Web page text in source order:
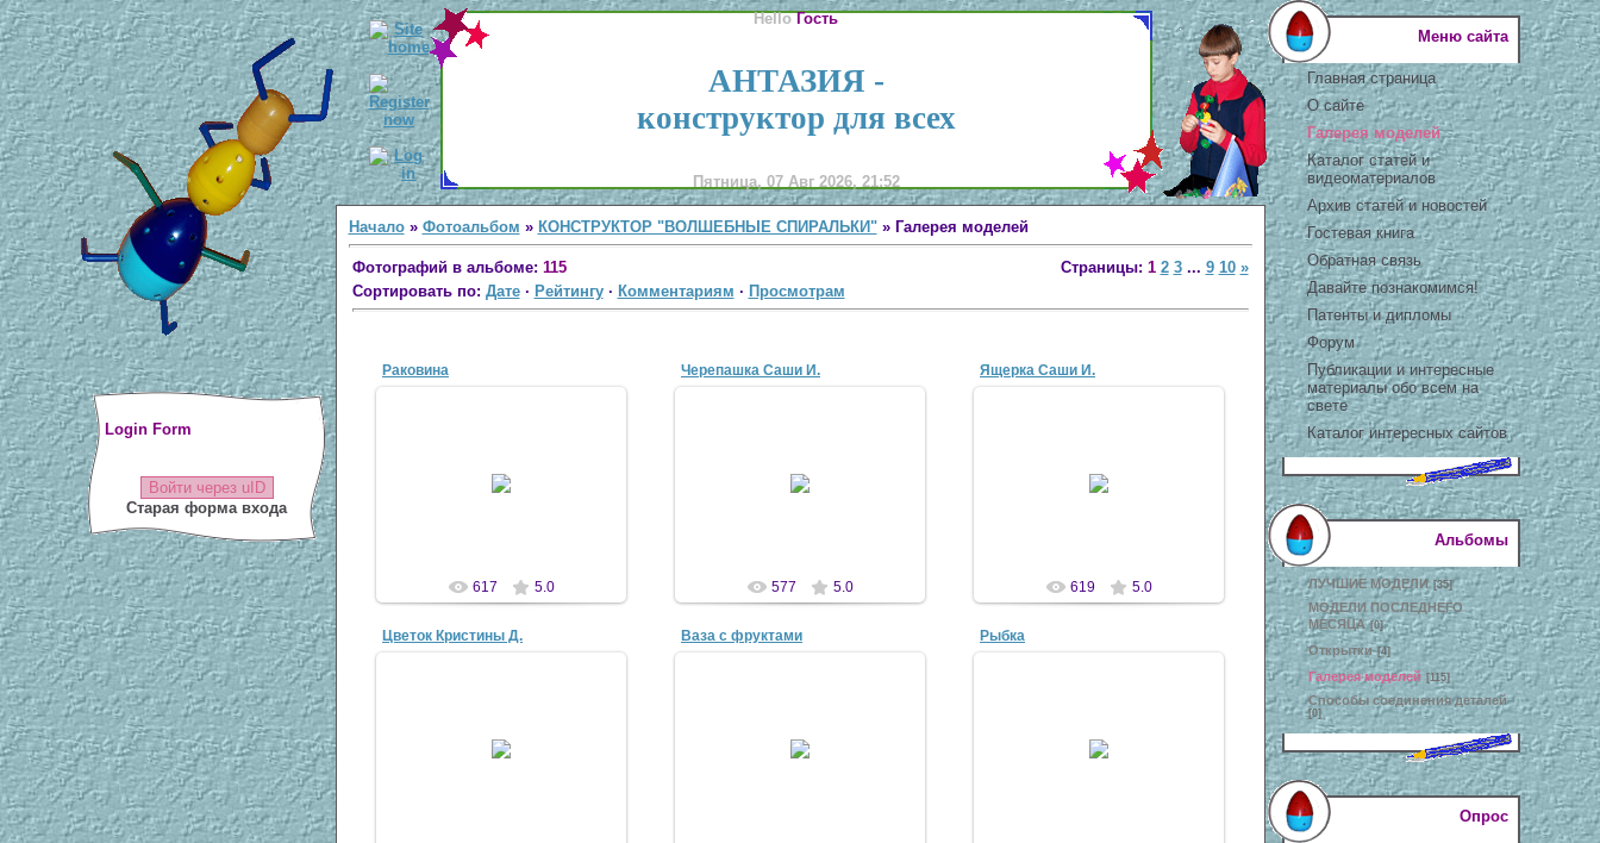
Login Form
Войти через uID
Старая форма входа
HelloГость
АНТАЗИЯ -
конструктор для всех
Пятница, 07 Авг 2026, 21:52
Начало» Фотоальбом » КОНСТРУКТОР "ВОЛШЕБНЫЕ СПИРАЛЬКИ"» Галерея моделей
Фотографий в альбоме: 115 Страницы: 1 2 3 ... 9 10 »
Сортировать по: Дате· Рейтингу· Комментариям · Просмотрам
Раковина
617 5.0
Черепашка Саши И.
577 5.0
Ящерка Саши И.
619 5.0
Цветок Кристины Д. Ваза с фруктами Рыбка
Меню сайта
Главная страница
О сайте
Галерея моделей
Каталог статей и
видеоматериалов
Архив статей и новостей
Гостевая книга
Обратная связь
Давайте познакомимся!
Патенты и дипломы
Форум
Публикации и интересные
материалы обо всем на
свете
Каталог интересных сайтов
Альбомы
ЛУЧШИЕ МОДЕЛИ [35]
МОДЕЛИ ПОСЛЕДНЕГО
МЕСЯЦА [0]
Открытки [4]
Галерея моделей [115]
Способы соединения деталей
[0]
Опрос